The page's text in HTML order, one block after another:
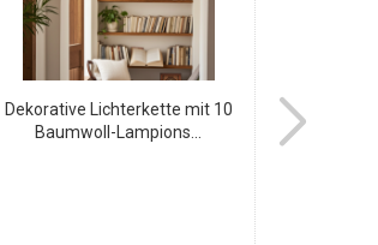
Dekorative Lichterkette mit 10
Baumwoll-Lampions...
Auto